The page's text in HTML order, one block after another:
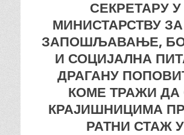
СЕКРЕТАРУ У
МИНИСТАРСТВУ
ЗАПОШЉАВАЊЕ,
И СОЦИЈАЛНА
ДРАГАНУ
КОМЕ ТРАЖИ ДА
КРАЈИШНИЦИМА
РАТНИ СТАЖ У